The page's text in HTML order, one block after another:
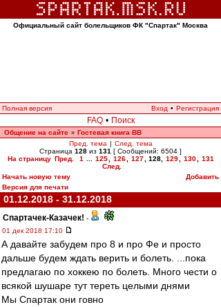
Официальный сайт болельщиков ФК "Спартак" Москва
Полная версия Вход • Регистрация
FAQ • Поиск
Общение на сайте » Гостевая книга ВВ
Пред. тема | След. тема
Страница 128 из 131 [ Сообщений: 6504 ]
На страницу Пред. 1 125 126 127 128, 129 130
131
След.
Начать новую тему
Добавить
Версия для печати
01.12.2018 - 31.12.2018
Спартачек-Казачек! -
01 дек 2018 17:10
А давайте забудем про 8 и про Фе и просто
дальше будем ждать верить и болеть. ...пока
предлагаю по хоккею по болеть. Много чести о
всякой шушаре тут тереть целыми днями
Мы Спартак они говно